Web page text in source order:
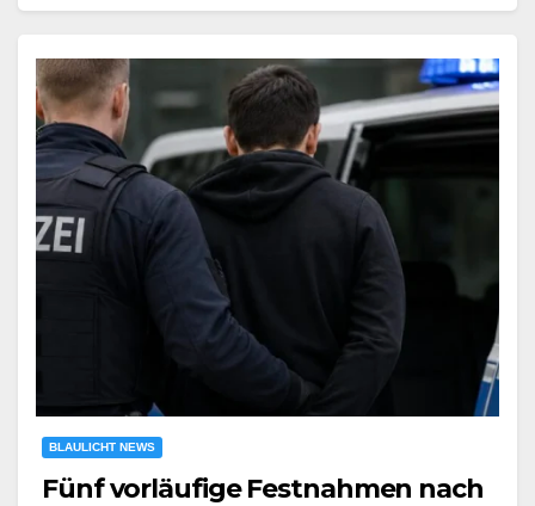
BLAULICHT NEWS
Fünf vorläufige Festnahmen nach